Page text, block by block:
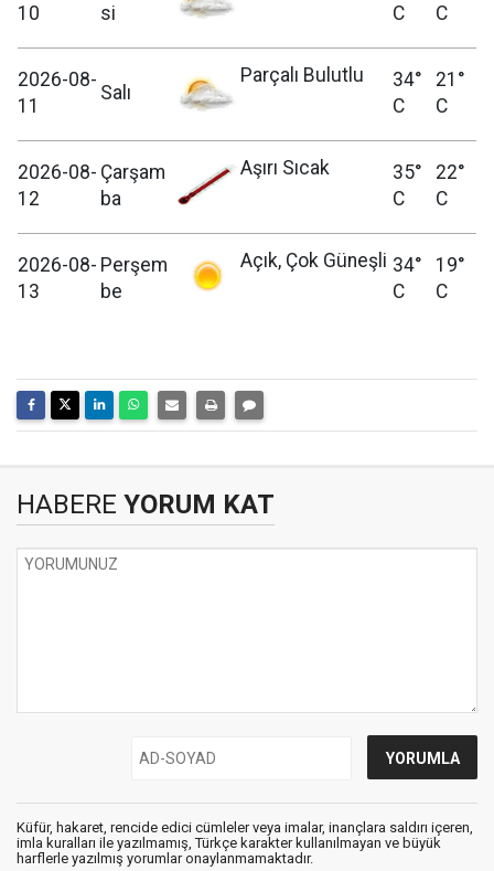
10
si
C
C
2026-08-
11
Salı
Parçalı Bulutlu
34°
C
21°
C
2026-08-
12
Çarşam
ba
Aşırı Sıcak
35°
C
22°
C
2026-08-
13
Perşem
be
Açık, Çok Güneşli 34°
C
19°
C
HABERE YORUM KAT
Küfür, hakaret, rencide edici cümleler veya imalar, inançlara saldırı içeren,
imla kuralları ile yazılmamış, Türkçe karakter kullanılmayan ve büyük
harflerle yazılmış yorumlar onaylanmamaktadır.